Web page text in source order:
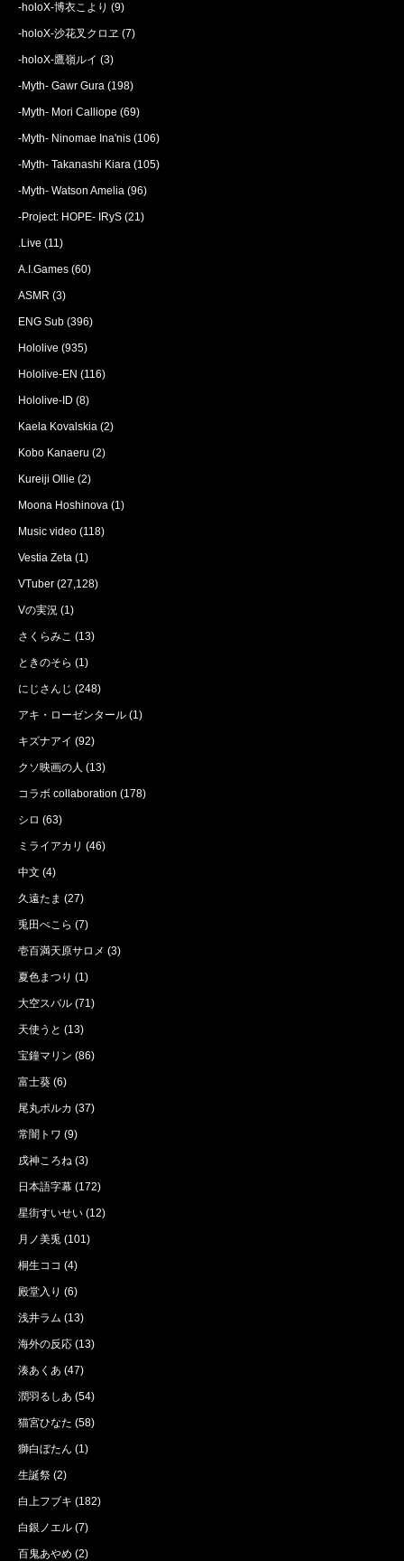
-holoX-博衣こより (9)
-holoX-沙花叉クロヱ (7)
-holoX-鷹嶺ルイ (3)
-Myth- Gawr Gura (198)
-Myth- Mori Calliope (69)
-Myth- Ninomae Ina'nis (106)
-Myth- Takanashi Kiara (105)
-Myth- Watson Amelia (96)
-Project: HOPE- IRyS (21)
.Live (11)
A.I.Games (60)
ASMR (3)
ENG Sub (396)
Hololive (935)
Hololive-EN (116)
Hololive-ID (8)
Kaela Kovalskia (2)
Kobo Kanaeru (2)
Kureiji Ollie (2)
Moona Hoshinova (1)
Music video (118)
Vestia Zeta (1)
VTuber (27,128)
Vの実況 (1)
さくらみこ (13)
ときのそら (1)
にじさんじ (248)
アキ・ローゼンタール (1)
キズナアイ (92)
クソ映画の人 (13)
コラボ collaboration (178)
シロ (63)
ミライアカリ (46)
中文 (4)
久遠たま (27)
兎田ぺこら (7)
壱百満天原サロメ (3)
夏色まつり (1)
大空スバル (71)
天使うと (13)
宝鐘マリン (86)
富士葵 (6)
尾丸ポルカ (37)
常闇トワ (9)
戌神ころね (3)
日本語字幕 (172)
星街すいせい (12)
月ノ美兎 (101)
桐生ココ (4)
殿堂入り (6)
浅井ラム (13)
海外の反応 (13)
湊あくあ (47)
潤羽るしあ (54)
猫宮ひなた (58)
獅白ぼたん (1)
生誕祭 (2)
白上フブキ (182)
白銀ノエル (7)
百鬼あやめ (2)